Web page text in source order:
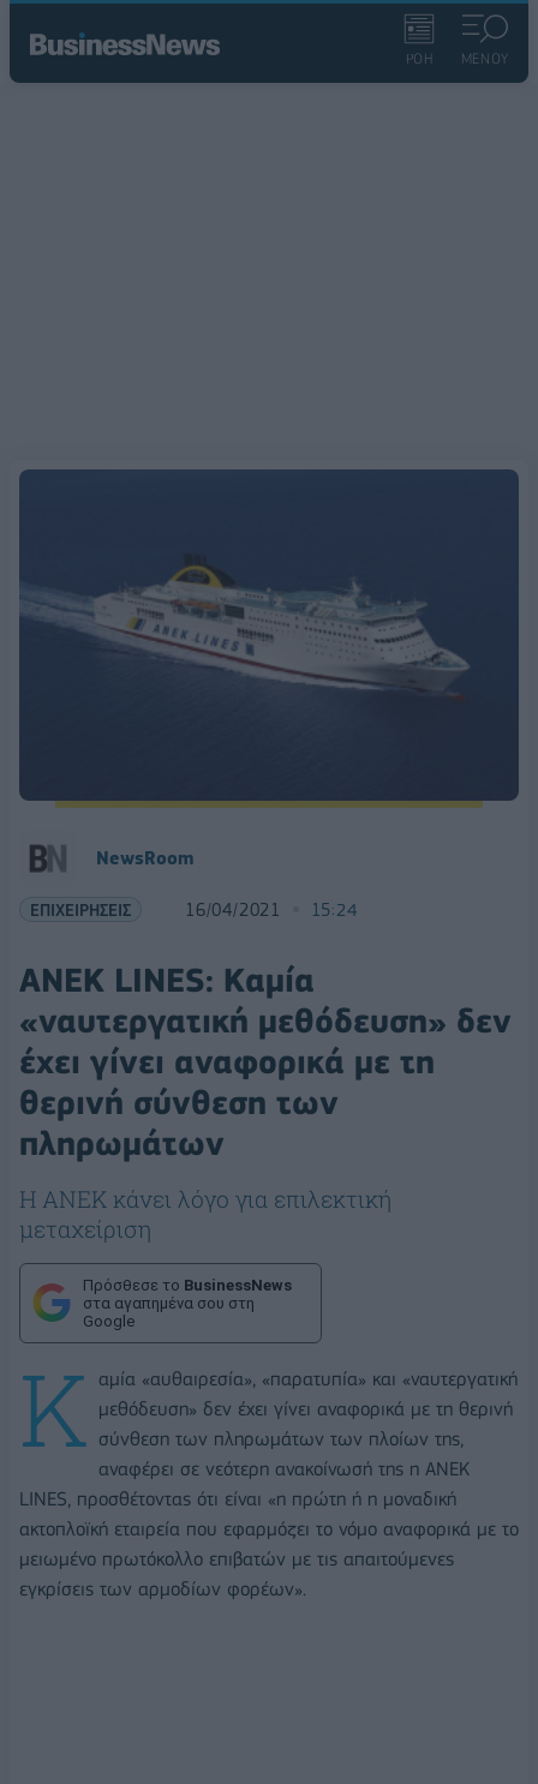
ΡΟΗ ΜΕΝΟΥ
NewsRoom
ΕΠΙΧΕΙΡΗΣΕΙΣ 16/04/2021 15:24
ΑΝΕΚ LINES: Καμία
«ναυτεργατική μεθόδευση» δεν
έχει γίνει αναφορικά με τη
θερινή σύνθεση των
πληρωμάτων
Η ΑΝΕΚ κάνει λόγο για επιλεκτική
μεταχείριση
Πρόσθεσε το BusinessNews
στα αγαπημένα σου στη
Google
Κ αμία «αυθαιρεσία», «παρατυπία» και «ναυτεργατική
μεθόδευση» δεν έχει γίνει αναφορικά με τη θερινή
σύνθεση των πληρωμάτων των πλοίων της,
αναφέρει σε νεότερη ανακοίνωσή της η ΑΝΕΚ
LINES, προσθέτοντας ότι είναι «η πρώτη ή η μοναδική
ακτοπλοϊκή εταιρεία που εφαρμόζει το νόμο αναφορικά με το
μειωμένο πρωτόκολλο επιβατών με τις απαιτούμενες
εγκρίσεις των αρμοδίων φορέων».